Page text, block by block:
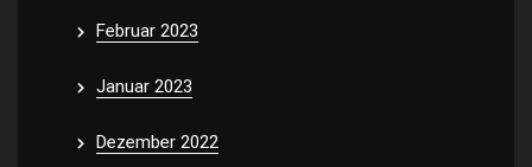
Februar 2023
Januar 2023
Dezember 2022